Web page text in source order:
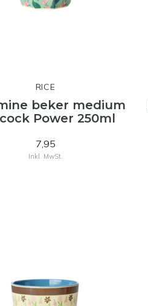
RICE
beker medium
Power 250ml
7,95
Inkl. MwSt.